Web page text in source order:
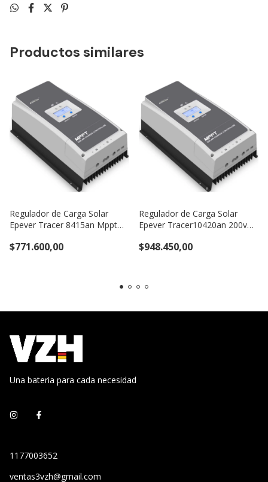
Productos similares
Regulador de Carga Solar
Epever Tracer 8415an Mppt
$771.600,00
Regulador de Carga Solar
Epever Tracer10420an 200v
$948.450,00
Una bateria para cada necesidad
1177003652
ventas3vzh@gmail.com